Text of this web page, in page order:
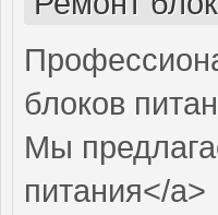
блоков
Мы
питания</a>